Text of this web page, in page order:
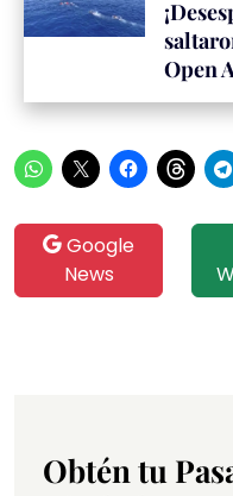
Open
Google
News
Obtén tu